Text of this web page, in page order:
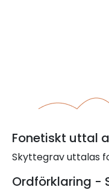
Fonetiskt uttal
Skyttegrav uttalas
Ordförklaring -